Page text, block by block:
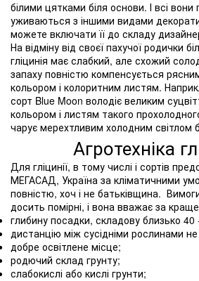
білими цятками біля основи. І всі вони
уживаються з іншими видами
можете включати її до складу
На відміну від своєї пахучої родички
гліцинія має слабкий, але схожий
запаху повністю компенсується
кольором і колоритним листям.
сорт Blue Moon володіє великим
кольором і листям такого
чарує мерехтливим холодним світлом
Агротехніка
Для гліцинії, в тому числі і сортів
МЕГАСАД, Україна за кліматичними
повністю, хоч і не батьківщина.
досить помірні, і вона вважає за
глибину посадки, складову близько
дистанцію між сусідніми рослинами
добре освітлене місце;
родючий склад грунту;
слабокислі або кислі грунти;